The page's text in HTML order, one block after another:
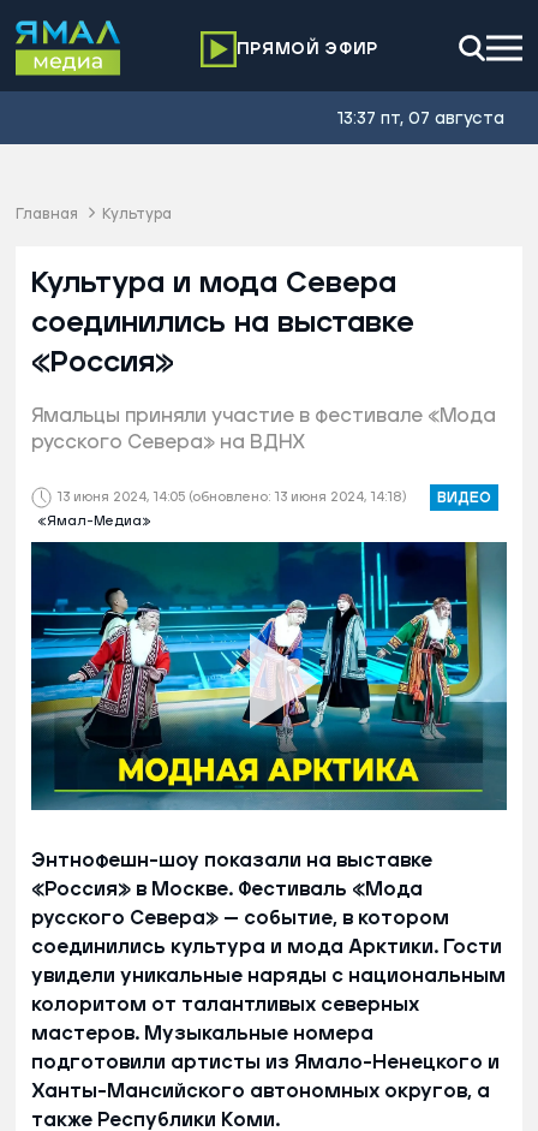
ПРЯМОЙ ЭФИР
13:37 пт, 07 августа
Главная Культура
13 июня 2024, 14:05 (обновлено: 13 июня 2024, 14:18) ВИДЕО
«Ямал-Медиа»
Культура и мода Севера
соединились на выставке
«Россия»
Ямальцы приняли участие в фестивале «Мода
русского Севера» на ВДНХ
Энтнофешн-шоу показали на выставке
«Россия» в Москве. Фестиваль «Мода
русского Севера» — событие, в котором
соединились культура и мода Арктики. Гости
увидели уникальные наряды с национальным
колоритом от талантливых северных
мастеров. Музыкальные номера
подготовили артисты из Ямало-Ненецкого и
Ханты-Мансийского автономных округов, а
также Республики Коми.